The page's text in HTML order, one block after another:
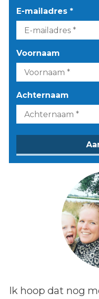
E-mailadres *
Voornaam
Achternaam
Lees het bericht:
Ik hoop dat nog